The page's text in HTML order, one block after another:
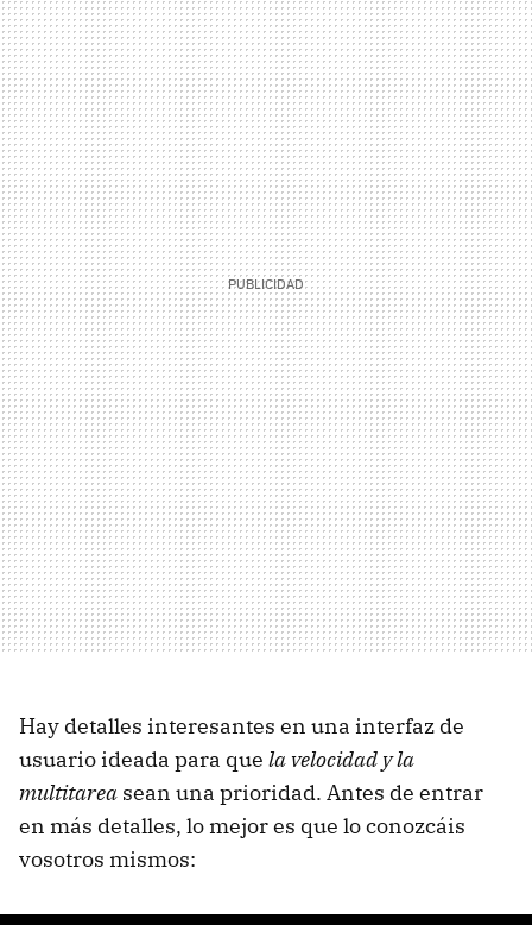
Hay detalles interesantes en una interfaz de
usuario ideada para que la velocidad y la
multitarea sean una prioridad. Antes de entrar
en más detalles, lo mejor es que lo conozcáis
vosotros mismos: